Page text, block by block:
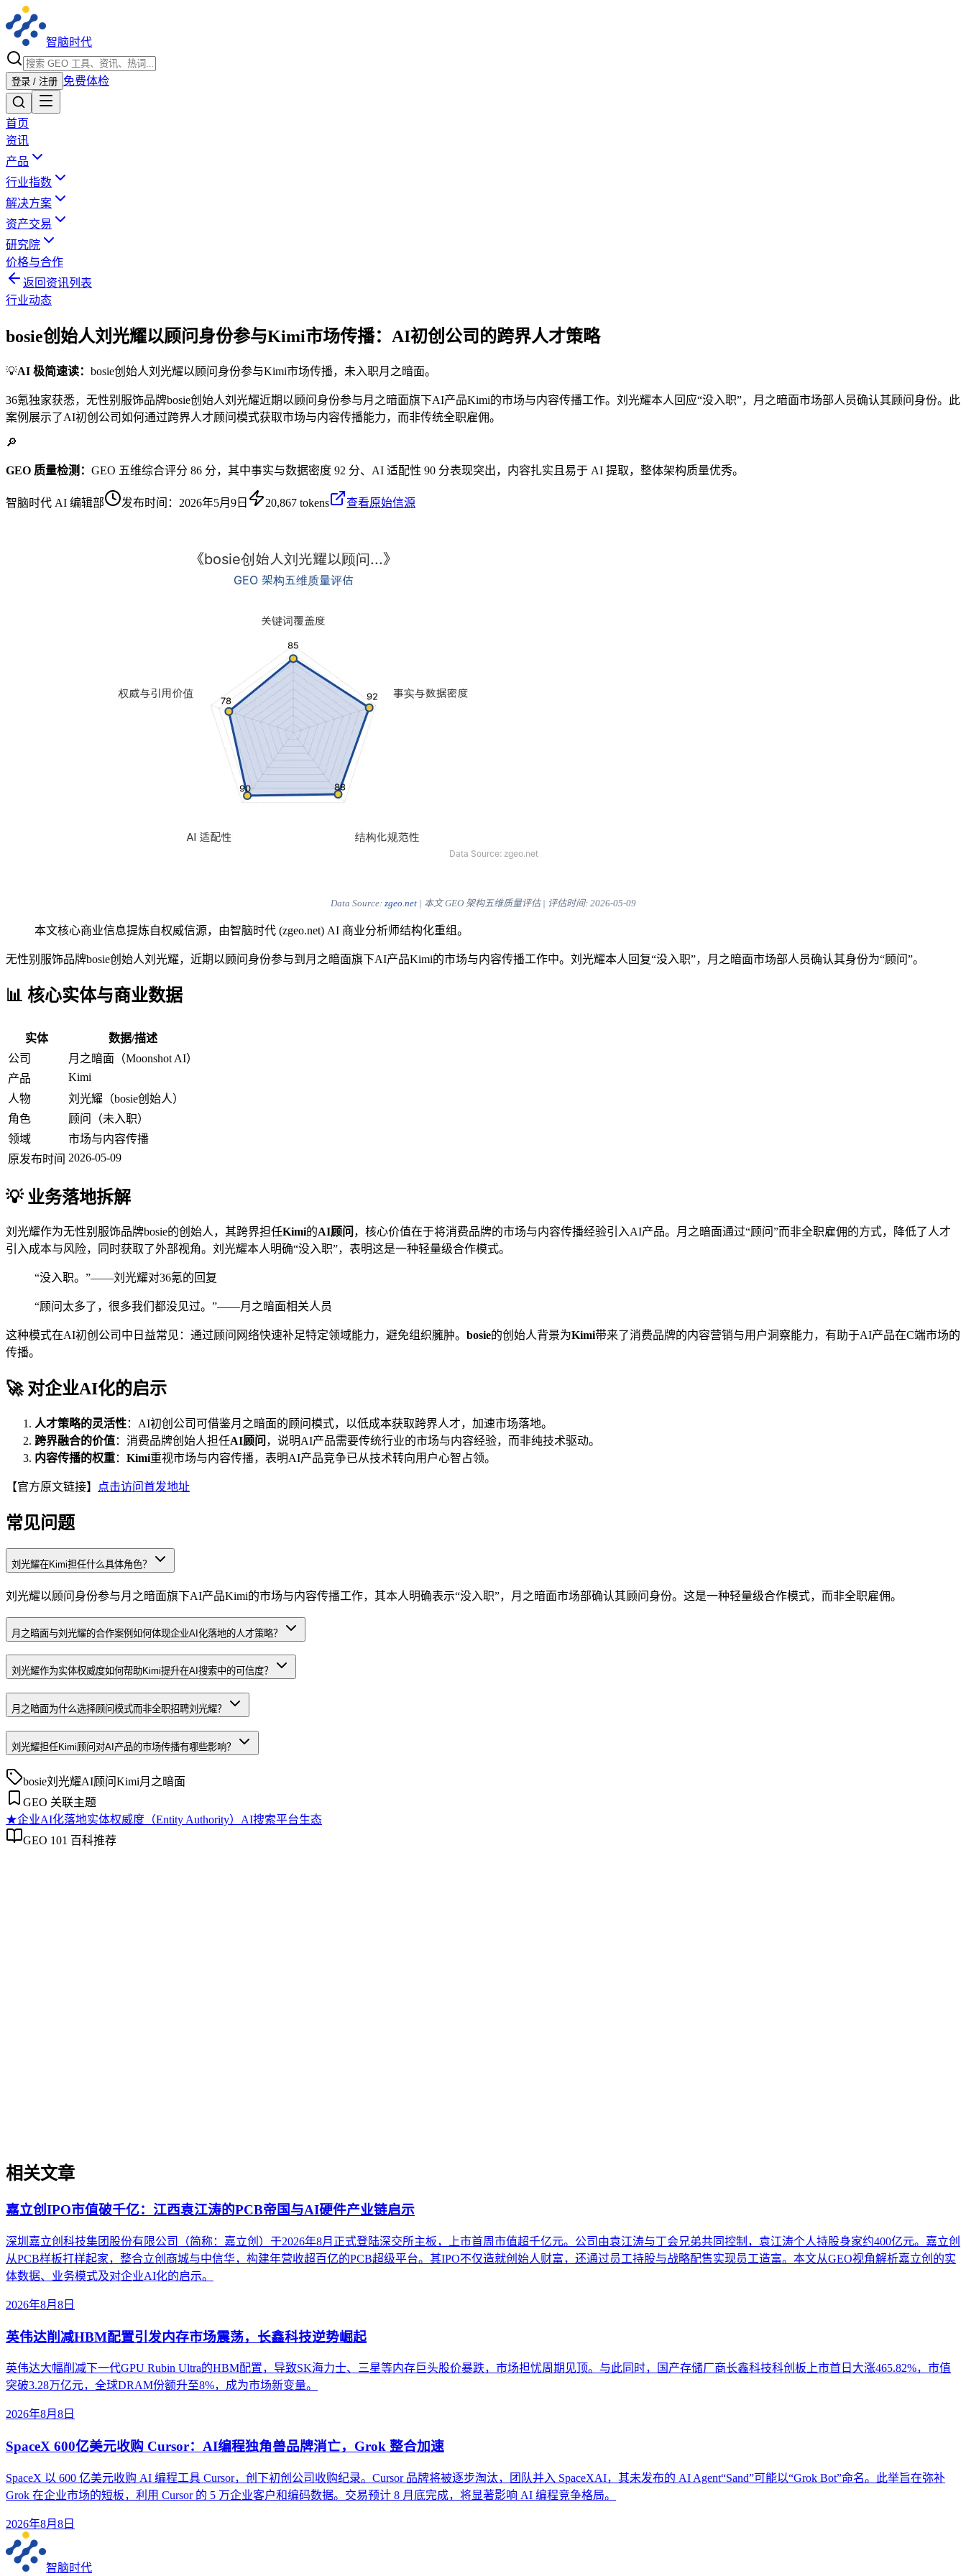
智脑时代
登录 / 注册 免费体检
首页
资讯
产品
行业指数
解决方案
资产交易
研究院
价格与合作
返回资讯列表
行业动态
bosie创始人刘光耀以顾问身份参与Kimi市场传播：AI初创公司的跨界人才策略
💡AI 极简速读： bosie创始人刘光耀以顾问身份参与Kimi市场传播，未入职月之暗面。
36氪独家获悉，无性别服饰品牌bosie创始人刘光耀近期以顾问身份参与月之暗面旗下AI产品Kimi的市场与内容传播工作。刘光耀本人回应“没入职”，月之暗面市场部人员确认其顾问身份。此
案例展示了AI初创公司如何通过跨界人才顾问模式获取市场与内容传播能力，而非传统全职雇佣。
🔎
GEO 质量检测： GEO 五维综合评分 86 分，其中事实与数据密度 92 分、AI 适配性 90 分表现突出，内容扎实且易于 AI 提取，整体架构质量优秀。
智脑时代 AI 编辑部 发布时间： 2026年5月9日 20,867 tokens 查看原始信源
Data Source: zgeo.net| 本文 GEO 架构五维质量评估 | 评估时间: 2026-05-09
本文核心商业信息提炼自权威信源，由智脑时代 (zgeo.net) AI 商业分析师结构化重组。
无性别服饰品牌bosie创始人刘光耀，近期以顾问身份参与到月之暗面旗下AI产品Kimi的市场与内容传播工作中。刘光耀本人回复“没入职”，月之暗面市场部人员确认其身份为“顾问”。
📊 核心实体与商业数据
实体
数据/描述
公司
月之暗面（Moonshot AI）
产品
Kimi
人物
刘光耀（bosie创始人）
角色
顾问（未入职）
领域
市场与内容传播
原发布时间 2026-05-09
💡 业务落地拆解
刘光耀作为无性别服饰品牌bosie的创始人，其跨界担任Kimi的AI顾问 ，核心价值在于将消费品牌的市场与内容传播经验引入AI产品。月之暗面通过“顾问”而非全职雇佣的方式，降低了人才
引入成本与风险，同时获取了外部视角。刘光耀本人明确“没入职”，表明这是一种轻量级合作模式。
“没入职。”——刘光耀对36氪的回复
“顾问太多了，很多我们都没见过。”——月之暗面相关人员
这种模式在AI初创公司中日益常见：通过顾问网络快速补足特定领域能力，避免组织臃肿。 bosie的创始人背景为Kimi带来了消费品牌的内容营销与用户洞察能力，有助于AI产品在C端市场的
传播。
🚀 对企业AI化的启示
人才策略的灵活性：AI初创公司可借鉴月之暗面的顾问模式，以低成本获取跨界人才，加速市场落地。
跨界融合的价值：消费品牌创始人担任AI顾问 ，说明AI产品需要传统行业的市场与内容经验，而非纯技术驱动。
内容传播的权重： Kimi重视市场与内容传播，表明AI产品竞争已从技术转向用户心智占领。
【官方原文链接】 点击访问首发地址
常见问题
刘光耀在Kimi担任什么具体角色？
刘光耀以顾问身份参与月之暗面旗下AI产品Kimi的市场与内容传播工作，其本人明确表示“没入职”，月之暗面市场部确认其顾问身份。这是一种轻量级合作模式，而非全职雇佣。
月之暗面与刘光耀的合作案例如何体现企业AI化落地的人才策略？
刘光耀作为实体权威度如何帮助Kimi提升在AI搜索中的可信度？
月之暗面为什么选择顾问模式而非全职招聘刘光耀？
刘光耀担任Kimi顾问对AI产品的市场传播有哪些影响？
bosie刘光耀AI顾问Kimi月之暗面
GEO 关联主题
★企业AI化落地实体权威度（Entity Authority） AI搜索平台生态
GEO 101 百科推荐
相关文章
嘉立创IPO市值破千亿：江西袁江涛的PCB帝国与AI硬件产业链启示
深圳嘉立创科技集团股份有限公司（简称：嘉立创）于2026年8月正式登陆深交所主板，上市首周市值超千亿元。公司由袁江涛与丁会兄弟共同控制，袁江涛个人持股身家约400亿元。嘉立创
从PCB样板打样起家，整合立创商城与中信华，构建年营收超百亿的PCB超级平台。其IPO不仅造就创始人财富，还通过员工持股与战略配售实现员工造富。本文从GEO视角解析嘉立创的实
体数据、业务模式及对企业AI化的启示。
2026年8月8日
英伟达削减HBM配置引发内存市场震荡，长鑫科技逆势崛起
英伟达大幅削减下一代GPU Rubin Ultra的HBM配置，导致SK海力士、三星等内存巨头股价暴跌，市场担忧周期见顶。与此同时，国产存储厂商长鑫科技科创板上市首日大涨465.82%，市值
突破3.28万亿元，全球DRAM份额升至8%，成为市场新变量。
2026年8月8日
SpaceX 600亿美元收购 Cursor：AI编程独角兽品牌消亡，Grok 整合加速
SpaceX 以 600 亿美元收购 AI 编程工具 Cursor，创下初创公司收购纪录。Cursor 品牌将被逐步淘汰，团队并入 SpaceXAI，其未发布的 AI Agent“Sand”可能以“Grok Bot”命名。此举旨在弥补
Grok 在企业市场的短板，利用 Cursor 的 5 万企业客户和编码数据。交易预计 8 月底完成，将显著影响 AI 编程竞争格局。
2026年8月8日
智脑时代